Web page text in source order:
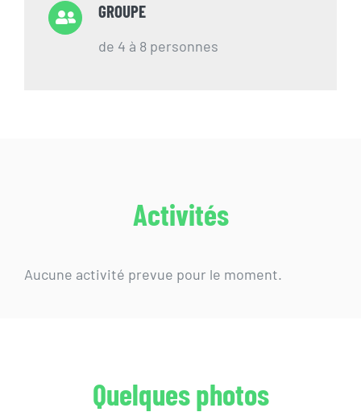
GROUPE
de 4 à 8 personnes
Activités
Aucune activité prevue pour le moment.
Quelques photos